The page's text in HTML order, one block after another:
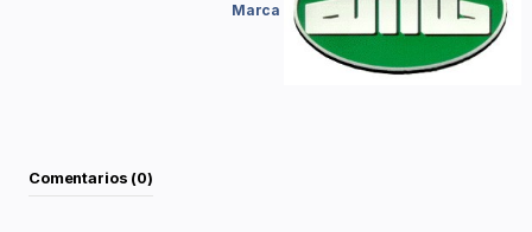
Marca
Comentarios (0)